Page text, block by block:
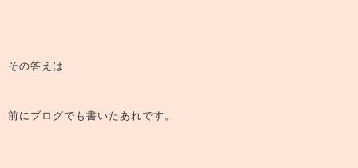
その答えは
前にブログでも書いたあれです。